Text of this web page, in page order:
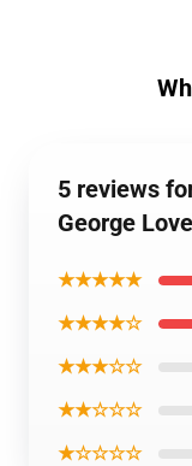
5 reviews
George
★★★★★
★★★★☆
★★★☆☆
★★☆☆☆
★☆☆☆☆